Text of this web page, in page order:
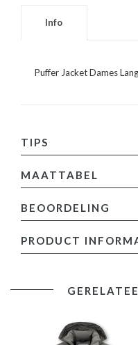
Info
Puffer Jacket Dames
TIPS
MAATTABEL
BEOORDELING
toevoegen
PRODUCT
Heeft een blauwe kleur